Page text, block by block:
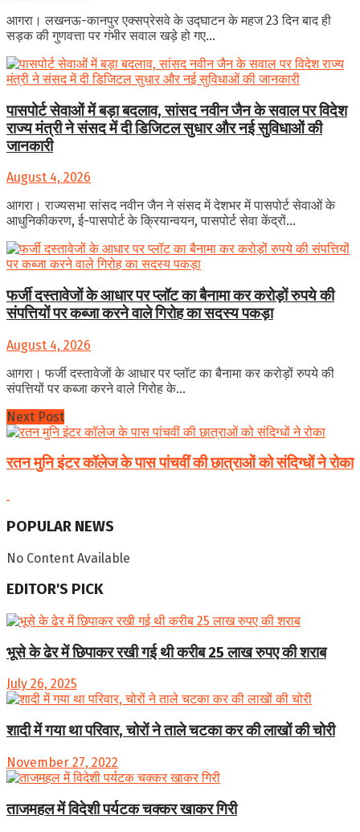
आगरा। लखनऊ-कानपुर एक्सप्रेसवे के उद्घाटन के महज 23 दिन बाद ही
सड़क की गुणवत्ता पर गंभीर सवाल खड़े हो गए...
पासपोर्ट सेवाओं में बड़ा बदलाव, सांसद नवीन जैन के सवाल पर विदेश
राज्य मंत्री ने संसद में दी डिजिटल सुधार और नई सुविधाओं की
जानकारी
August 4, 2026
आगरा। राज्यसभा सांसद नवीन जैन ने संसद में देशभर में पासपोर्ट सेवाओं के
आधुनिकीकरण, ई-पासपोर्ट के क्रियान्वयन, पासपोर्ट सेवा केंद्रों...
फर्जी दस्तावेजों के आधार पर प्लॉट का बैनामा कर करोड़ों रुपये की
संपत्तियों पर कब्जा करने वाले गिरोह का सदस्य पकड़ा
August 4, 2026
आगरा। फर्जी दस्तावेजों के आधार पर प्लॉट का बैनामा कर करोड़ों रुपये की
संपत्तियों पर कब्जा करने वाले गिरोह के...
Next Post
रतन मुनि इंटर कॉलेज के पास पांचवीं की छात्राओं को संदिग्धों ने रोका
POPULAR NEWS
No Content Available
EDITOR'S PICK
भूसे के ढेर में छिपाकर रखी गई थी करीब 25 लाख रुपए की शराब
July 26, 2025
शादी में गया था परिवार, चोरों ने ताले चटका कर की लाखों की चोरी
November 27, 2022
ताजमहल में विदेशी पर्यटक चक्कर खाकर गिरी